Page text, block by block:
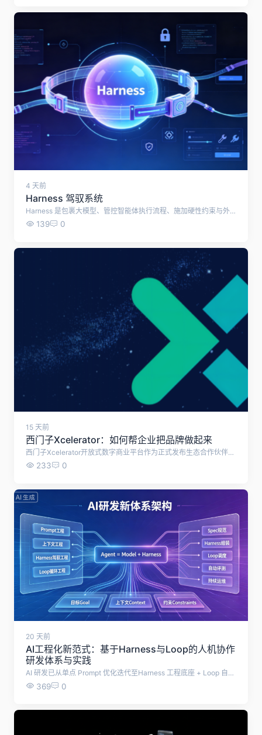
4 天前
Harness 驾驭系统
Harness 是包裹大模型、管控智能体执行流程、施加硬性约束与外部能力的整套运行控制系统。
139 0
15 天前
西门子Xcelerator：如何帮企业把品牌做起来
西门子Xcelerator开放式数字商业平台作为正式发布生态合作伙伴"繁星计划"，旨在发挥平台网络效应，与生态伙伴共享知识与技术资源，共创面向客户的解决方案，共赢数字化与低碳化新机遇。
233 0
20 天前
AI工程化新范式：基于Harness与Loop的人机协作
研发体系与实践
AI 研发已从单点 Prompt 优化迭代至Harness 工程底座 + Loop 自治闭环 + SDD 标准化规范的三位一体体系，通过重构人机协作模式，解决大模型落地不稳定、难规模化的痛点，实现企业级 AI 从原型试用走向工程化、自动化、体系化落地。
369 0